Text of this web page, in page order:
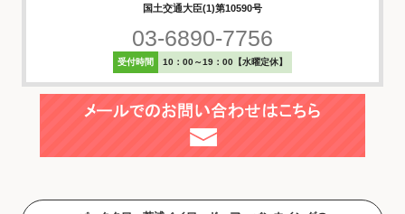
国土交通大臣(1)第10590号
03-6890-7756
受付時間 10：00～19：00【水曜定休】